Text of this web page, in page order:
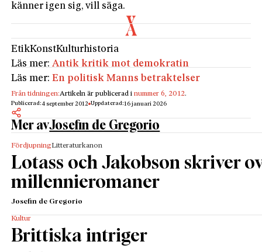
känner igen sig, vill säga.
EtikKonstKulturhistoria
Läs mer:Antik kritik mot demokratin
Läs mer:En politisk Manns betraktelser
Från tidningen:Artikeln är publicerad inummer 6, 2012.
Publicerad:4 september 2012 Uppdaterad:16 januari 2026
Mer avJosefin de Gregorio
FördjupningLitteraturkanon
Lotass och Jakobson skriver
millennieromaner
Josefin de Gregorio
Kultur
Brittiska intriger